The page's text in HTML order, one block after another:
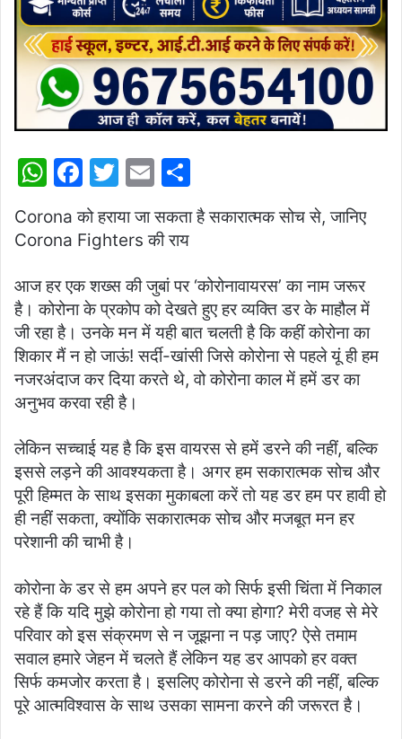
W
at
s
A
p
p
F
a
c
e
b
o
o
k
T
itt
er
E
ai
l
h
ar
Corona को हराया जा सकता है सकारात्मक सोच से, जानिए
Corona Fighters की राय
आज हर एक शख्स की जुबां पर ‘कोरोनावायरस’ का नाम जरूर
है। कोरोना के प्रकोप को देखते हुए हर व्यक्ति डर के माहौल में
जी रहा है। उनके मन में यही बात चलती है कि कहीं कोरोना का
शिकार मैं न हो जाऊं! सर्दी-खांसी जिसे कोरोना से पहले यूं ही हम
नजरअंदाज कर दिया करते थे, वो कोरोना काल में हमें डर का
अनुभव करवा रही है।
लेकिन सच्चाई यह है कि इस वायरस से हमें डरने की नहीं, बल्कि
इससे लड़ने की आवश्यकता है। अगर हम सकारात्मक सोच और
पूरी हिम्मत के साथ इसका मुकाबला करें तो यह डर हम पर हावी हो
ही नहीं सकता, क्योंकि सकारात्मक सोच और मजबूत मन हर
परेशानी की चाभी है।
कोरोना के डर से हम अपने हर पल को सिर्फ इसी चिंता में निकाल
रहे हैं कि यदि मुझे कोरोना हो गया तो क्या होगा? मेरी वजह से मेरे
परिवार को इस संक्रमण से न जूझना न पड़ जाए? ऐसे तमाम
सवाल हमारे जेहन में चलते हैं लेकिन यह डर आपको हर वक्त
सिर्फ कमजोर करता है। इसलिए कोरोना से डरने की नहीं, बल्कि
पूरे आत्मविश्वास के साथ उसका सामना करने की जरूरत है।